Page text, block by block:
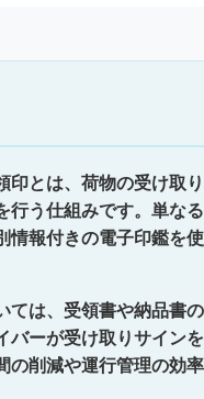
印とは、荷物の受け取
行う仕組みです。単な
情報付きの電子印鑑を
ては、受領書や納品書
バーが受け取りサイン
削減や運行管理の効